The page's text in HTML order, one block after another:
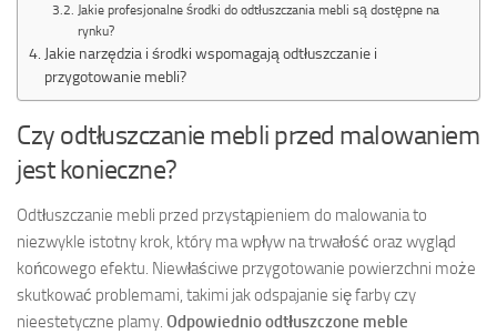
Jakie profesjonalne środki do odtłuszczania mebli są dostępne na
rynku?
Jakie narzędzia i środki wspomagają odtłuszczanie i
przygotowanie mebli?
Czy odtłuszczanie mebli przed malowaniem
jest konieczne?
Odtłuszczanie mebli przed przystąpieniem do malowania to
niezwykle istotny krok, który ma wpływ na trwałość oraz wygląd
końcowego efektu. Niewłaściwe przygotowanie powierzchni może
skutkować problemami, takimi jak odspajanie się farby czy
nieestetyczne plamy. Odpowiednio odtłuszczone meble